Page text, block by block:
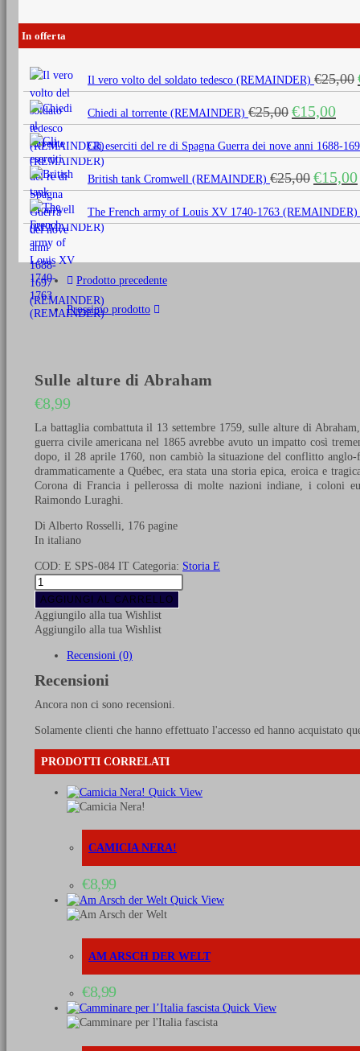
In offerta
Il vero volto del soldato tedesco (REMAINDER) €25,00
Chiedi al torrente (REMAINDER) €25,00 Il
prezzo
originale
era:
€25,00.
€15,00
è:
Gli eserciti del re di Spagna Guerra dei nove anni 1688-
British tank Cromwell (REMAINDER) €25,00 Il
prezzo
originale
era:
€15,00
The French army of Louis XV 1740-1763 (REMAINDER)
Prodotto precedente
Prossimo prodotto
Sulle alture di Abraham
€8,99
La battaglia combattuta il 13 settembre 1759, sulle alture di
guerra civile americana nel 1865 avrebbe avuto un impatto così
dopo, il 28 aprile 1760, non cambiò la situazione del conflitto
drammaticamente a Québec, era stata una storia epica, eroica e
Corona di Francia i pellerossa di molte nazioni indiane, i coloni
Raimondo Luraghi.
Di Alberto Rosselli, 176 pagine
In italiano
COD: E SPS-084 IT Categoria: Storia E
Sulle
alture
di
Abraham
quantità
AGGIUNGI AL CARRELLO
Aggiungilo alla tua Wishlist
Aggiungilo alla tua Wishlist
Recensioni (0)
Recensioni
Ancora non ci sono recensioni.
Solamente clienti che hanno effettuato l'accesso ed hanno acquistato
PRODOTTI CORRELATI
Quick View
CAMICIA NERA!
€8,99
Quick View
AM ARSCH DER WELT
€8,99
Quick View